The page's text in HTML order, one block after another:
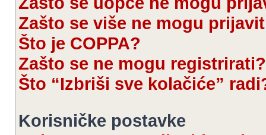
Zašto se više ne mogu
Što je COPPA?
Zašto se ne mogu registrirati?
Što “Izbriši sve kolačiće”
Korisničke postavke